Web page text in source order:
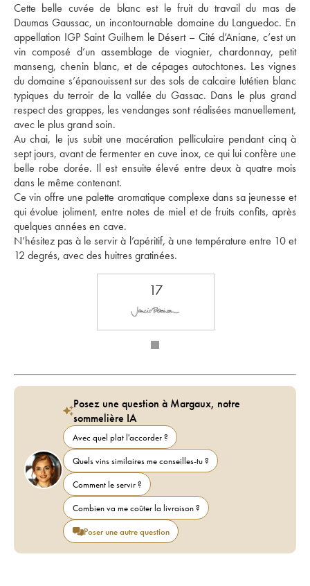
Cette belle cuvée de blanc est le fruit du travail du mas de
Daumas Gaussac, un incontournable domaine du Languedoc. En
appellation IGP Saint Guilhem le Désert – Cité d’Aniane, c’est un
vin composé d’un assemblage de viognier, chardonnay, petit
manseng, chenin blanc, et de cépages autochtones. Les vignes
du domaine s’épanouissent sur des sols de calcaire lutétien blanc
typiques du terroir de la vallée du Gassac. Dans le plus grand
respect des grappes, les vendanges sont réalisées manuellement,
avec le plus grand soin.
Au chai, le jus subit une macération pelliculaire pendant cinq à
sept jours, avant de fermenter en cuve inox, ce qui lui confère une
belle robe dorée. Il est ensuite élevé entre deux à quatre mois
dans le même contenant.
Ce vin offre une palette aromatique complexe dans sa jeunesse et
qui évolue joliment, entre notes de miel et de fruits confits, après
quelques années en cave.
N’hésitez pas à le servir à l’apéritif, à une température entre 10 et
17
Posez une question à Margaux, notre
sommelière IA
Avec quel plat l'accorder ?
Quels vins similaires me conseilles-tu ?
Comment le servir ?
Combien va me coûter la livraison ?
Poser une autre question